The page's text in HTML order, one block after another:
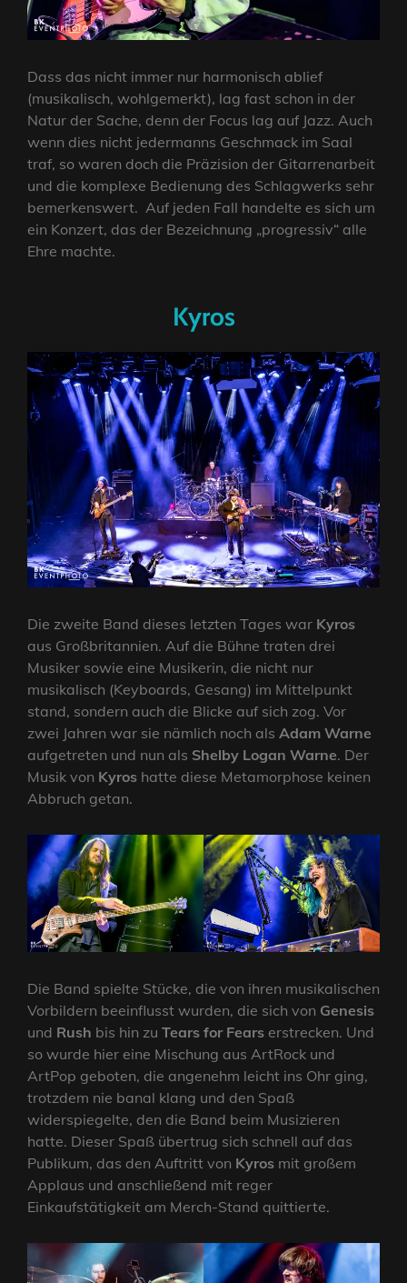
Dass das nicht immer nur harmonisch ablief
(musikalisch, wohlgemerkt), lag fast schon in der
Natur der Sache, denn der Focus lag auf Jazz. Auch
wenn dies nicht jedermanns Geschmack im Saal
traf, so waren doch die Präzision der Gitarrenarbeit
und die komplexe Bedienung des Schlagwerks sehr
bemerkenswert. Auf jeden Fall handelte es sich um
ein Konzert, das der Bezeichnung „progressiv“ alle
Ehre machte.
Kyros
Die zweite Band dieses letzten Tages war Kyros
aus Großbritannien. Auf die Bühne traten drei
Musiker sowie eine Musikerin, die nicht nur
musikalisch (Keyboards, Gesang) im Mittelpunkt
stand, sondern auch die Blicke auf sich zog. Vor
zwei Jahren war sie nämlich noch als Adam Warne
aufgetreten und nun als Shelby Logan Warne. Der
Musik von Kyros hatte diese Metamorphose keinen
Abbruch getan.
Die Band spielte Stücke, die von ihren musikalischen
Vorbildern beeinflusst wurden, die sich von Genesis
und Rush bis hin zu Tears for Fears erstrecken. Und
so wurde hier eine Mischung aus ArtRock und
ArtPop geboten, die angenehm leicht ins Ohr ging,
trotzdem nie banal klang und den Spaß
widerspiegelte, den die Band beim Musizieren
hatte. Dieser Spaß übertrug sich schnell auf das
Publikum, das den Auftritt von Kyros mit großem
Applaus und anschließend mit reger
Einkaufstätigkeit am Merch-Stand quittierte.